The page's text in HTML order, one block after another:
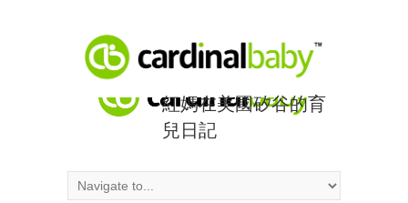
紅媽在美國矽谷的育
兒日記